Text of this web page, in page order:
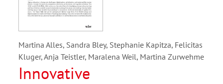
Martina Alles, Sandra Bley, Stephanie Kapitza, Felicitas
Kluger, Anja Teistler, Maralena Weil, Martina Zurwehme
Innovative